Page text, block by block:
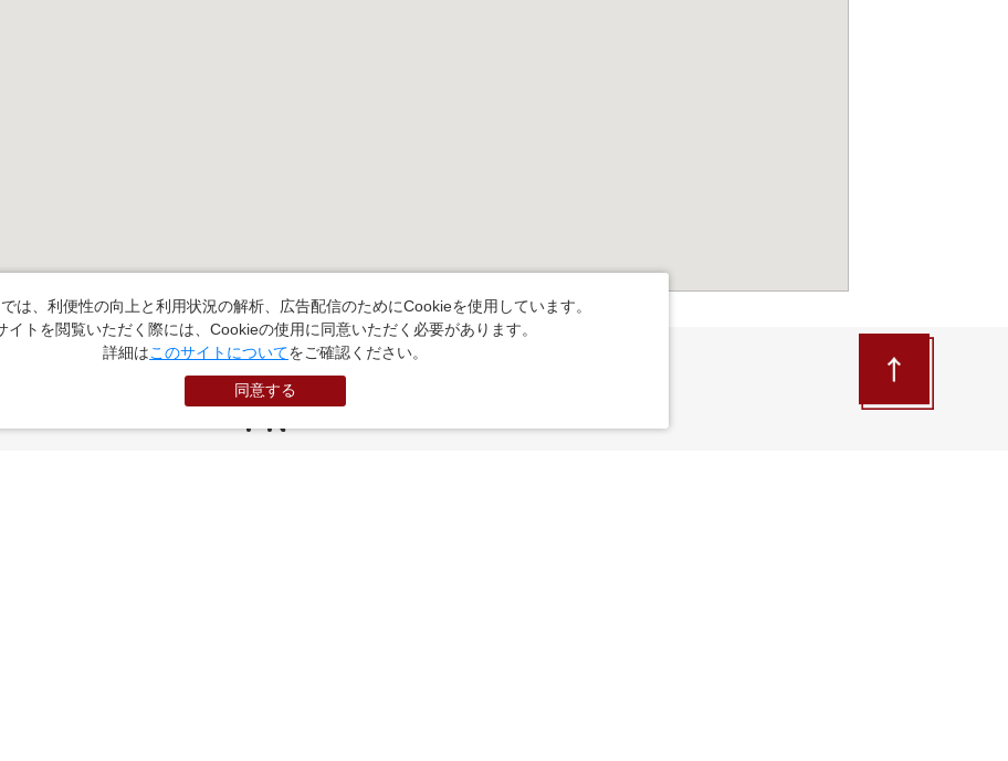
PR
は、利便性の向上と利用状況の解析、広告配信のためにCookieを使用しています。
イトを閲覧いただく際には、Cookieの使用に同意いただく必要があります。
詳細はこのサイトについてをご確認ください。
同意する